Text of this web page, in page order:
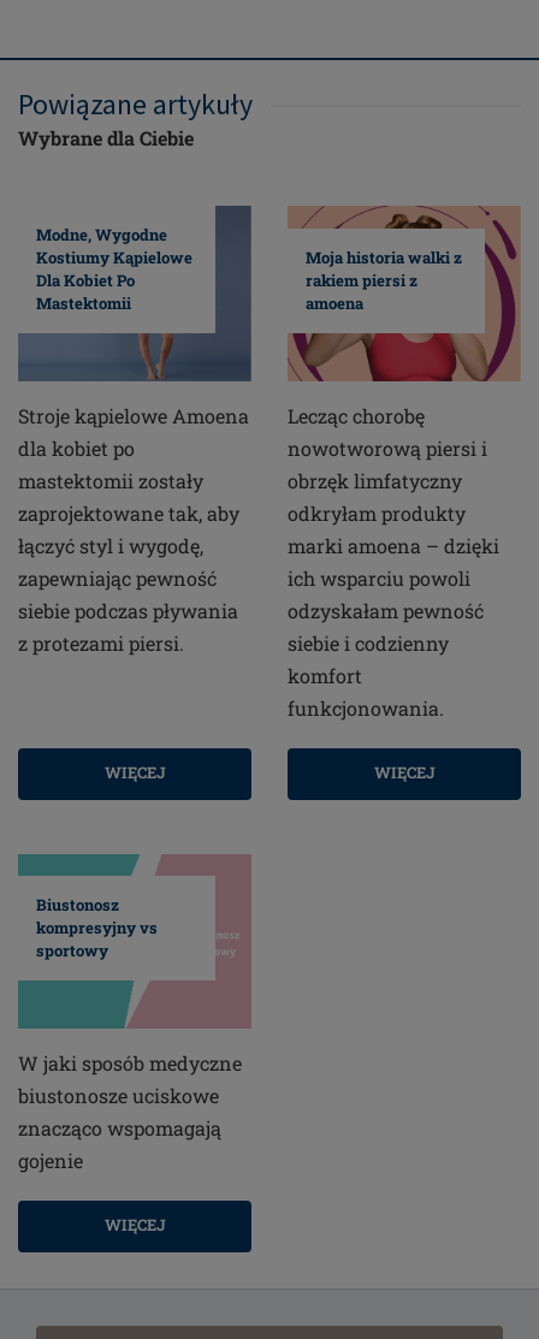
Powiązane artykuły
Wybrane dla Ciebie
Modne, Wygodne
Kostiumy Kąpielowe
Dla Kobiet Po
Mastektomii
Stroje kąpielowe Amoena
dla kobiet po
mastektomii zostały
zaprojektowane tak, aby
łączyć styl i wygodę,
zapewniając pewność
siebie podczas pływania
z protezami piersi.
WIĘCEJ
Moja historia walki z
rakiem piersi z
amoena
Lecząc chorobę
nowotworową piersi i
obrzęk limfatyczny
odkryłam produkty
marki amoena – dzięki
ich wsparciu powoli
odzyskałam pewność
siebie i codzienny
komfort
funkcjonowania.
WIĘCEJ
Biustonosz
kompresyjny vs
sportowy
W jaki sposób medyczne
biustonosze uciskowe
znacząco wspomagają
gojenie
WIĘCEJ